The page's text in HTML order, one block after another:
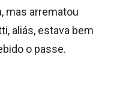
mas arrematou
aliás, estava bem
o passe.